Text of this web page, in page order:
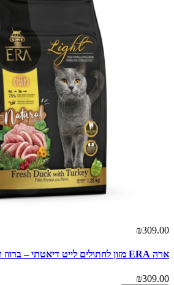
₪309.00
ארה ERA מזון לחתולים לייט דיאטתי – ברווז והודו 6 ק"ג
₪309.00